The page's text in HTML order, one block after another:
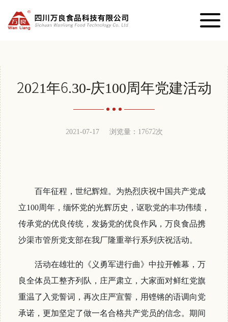
2021年6.30-庆100周年党建活动
2021-07-17 浏览量：17672次
百年征程，世纪辉煌。为热烈庆祝中国共产党成
立100周年，缅怀党的光辉历史，讴歌党的丰功伟绩，
传承党的优良传统，发扬党的优良作风，万良食品携
沙渠市管所党支部在我厂隆重举行系列庆祝活动。
活动在雄壮的《义勇军进行曲》中拉开帷幕，万
良全体员工整齐列队，庄严肃立，大家面对鲜红党旗
重温了入党誓词，再次庄严宣誓，用铿锵的语调向党
承诺，更加坚定了做一名合格共产党员的信念。期间